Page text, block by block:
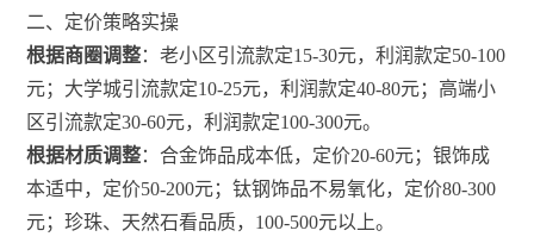
二、定价策略实操
根据商圈调整：老小区引流款定15-30元，利润款定50-100
元；大学城引流款定10-25元，利润款定40-80元；高端小
区引流款定30-60元，利润款定100-300元。
根据材质调整：合金饰品成本低，定价20-60元；银饰成
本适中，定价50-200元；钛钢饰品不易氧化，定价80-300
元；珍珠、天然石看品质，100-500元以上。